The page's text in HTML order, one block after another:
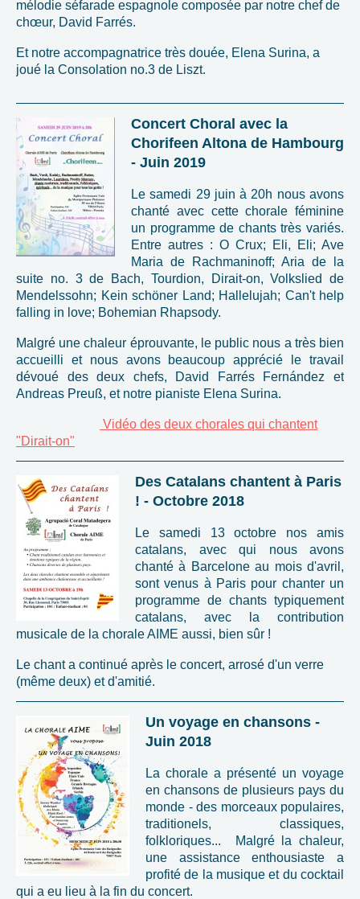
mélodie séfarade espagnole composée par notre chef de
chœur, David Farrés.
Et notre accompagnatrice très douée, Elena Surina, a
joué la Consolation no.3 de Liszt.
Concert Choral avec la
Chorifeen Altona de Hambourg
- Juin 2019
Le samedi 29 juin à 20h nous avons
chanté avec cette chorale féminine
un programme de chants très variés.
Entre autres : O Crux; Eli, Eli; Ave
Maria de Rachmaninoff; Aria de la
suite no. 3 de Bach, Tourdion, Dirait-on, Volkslied de
Mendelssohn; Kein schöner Land; Hallelujah; Can't help
falling in love; Bohemian Rhapsody.
Malgré une chaleur éprouvante, le public nous a très bien
accueilli et nous avons beaucoup apprécié le travail
dévoué des deux chefs, David Farrés Fernández et
Andreas Preuß, et notre pianiste Elena Surina.
Vidéo des deux chorales qui chantent
"Dirait-on"
Des Catalans chantent à Paris
! - Octobre 2018
Le samedi 13 octobre nos amis
catalans, avec qui nous avons
chanté à Barcelone au mois d'avril,
sont venus à Paris pour chanter un
programme de chants typiquement
catalans, avec la contribution
musicale de la chorale AIME aussi, bien sûr !
Le chant a continué après le concert, arrosé d'un verre
(même deux) et d'amitié.
Un voyage en chansons -
Juin 2018
La chorale a présenté un voyage
en chansons de plusieurs pays du
monde - des morceaux populaires,
traditionels, classiques,
folkloriques...
Malgré la chaleur,
une assistance enthousiaste a
profité de la musique et du cocktail
qui a eu lieu à la fin du concert.